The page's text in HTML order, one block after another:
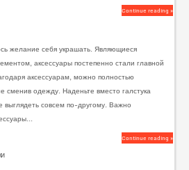
Continue reading »
желание себя украшать. Являющиеся
аксессуары постепенно стали главной
аксессуарам, можно полностью
сменив одежду. Наденьте вместо галстука
совсем по-другому. Важно
Continue reading »